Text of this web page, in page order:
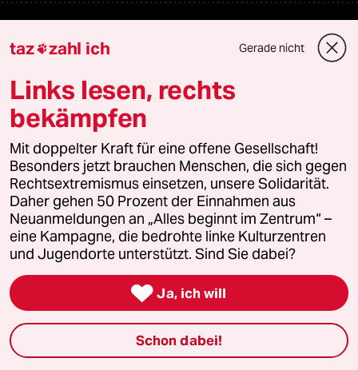
team zukunft
taz frisch
taz zahl ich
taz lab Infobrief
Veranstaltungen
Vor Ort
taz zahl ich Gerade nicht
Links lesen, rechts
bekämpfen
Mit doppelter Kraft für eine offene Gesellschaft!
Besonders jetzt brauchen Menschen, die sich gegen
Rechtsextremismus einsetzen, unsere Solidarität.
Daher gehen 50 Prozent der Einnahmen aus
Neuanmeldungen an „Alles beginnt im Zentrum“ –
eine Kampagne, die bedrohte linke Kulturzentren
und Jugendorte unterstützt. Sind Sie dabei?
 Ja, ich will
Schon dabei!